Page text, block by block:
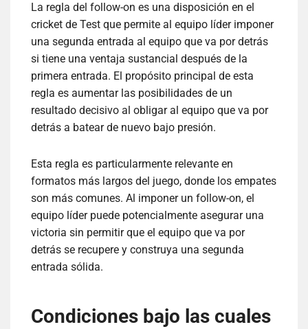
La regla del follow-on es una disposición en el
cricket de Test que permite al equipo líder imponer
una segunda entrada al equipo que va por detrás
si tiene una ventaja sustancial después de la
primera entrada. El propósito principal de esta
regla es aumentar las posibilidades de un
resultado decisivo al obligar al equipo que va por
detrás a batear de nuevo bajo presión.
Esta regla es particularmente relevante en
formatos más largos del juego, donde los empates
son más comunes. Al imponer un follow-on, el
equipo líder puede potencialmente asegurar una
victoria sin permitir que el equipo que va por
detrás se recupere y construya una segunda
entrada sólida.
Condiciones bajo las cuales